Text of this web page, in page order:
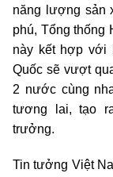
năng lượng sản
phú, Tổng thống
này kết hợp với
Quốc sẽ vượt
2 nước cùng
tương lai, tạo
trưởng.
Tin tưởng Việt